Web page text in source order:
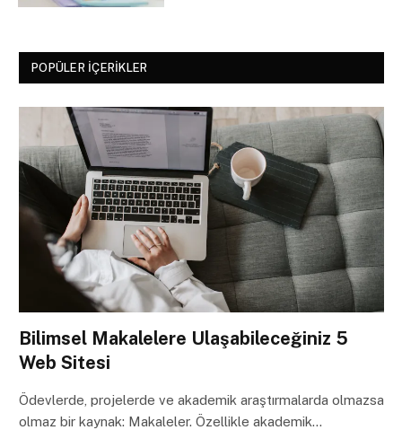
POPÜLER İÇERIKLER
Bilimsel Makalelere Ulaşabileceğiniz 5
Web Sitesi
Ödevlerde, projelerde ve akademik araştırmalarda olmazsa
olmaz bir kaynak: Makaleler. Özellikle akademik…